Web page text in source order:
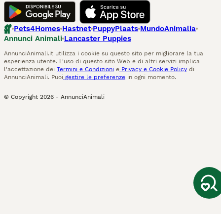
Pets4Homes Hastnet PuppyPlaats MundoAnimalia
Annunci Animali Lancaster Puppies
AnnunciAnimali.it utilizza i cookie su questo sito per migliorare la tua
esperienza utente. L'uso di questo sito Web e di altri servizi implica
l'accettazione dei Termini e Condizioni e Privacy e Cookie Policy di
AnnunciAnimali. Puoi gestire le preferenze in ogni momento.
© Copyright 2026 - AnnunciAnimali